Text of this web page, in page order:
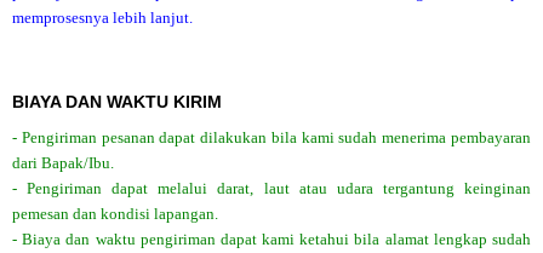
memprosesnya lebih lanjut.
BIAYA DAN WAKTU KIRIM
- Pengiriman pesanan dapat dilakukan bila kami sudah menerima pembayaran
dari Bapak/Ibu.
- Pengiriman dapat melalui darat, laut atau udara tergantung keinginan
pemesan dan kondisi lapangan.
- Biaya dan waktu pengiriman dapat kami ketahui bila alamat lengkap sudah